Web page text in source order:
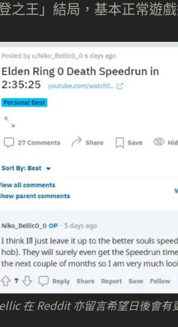
之王」結局，基本正常遊戲
在 Reddit 亦留言希望日後會有